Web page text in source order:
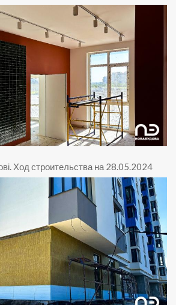
. Ход строительства на 28.05.2024